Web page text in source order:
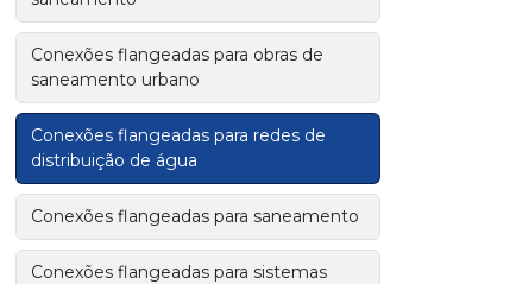
Conexões flangeadas para obras de
saneamento urbano
Conexões flangeadas para redes de
distribuição de água
Conexões flangeadas para saneamento
Conexões flangeadas para sistemas